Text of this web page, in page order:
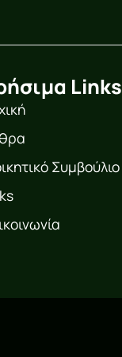
Links
Συμβούλιο